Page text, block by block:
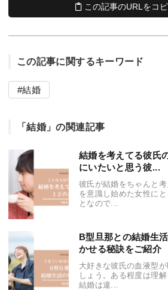
この記事のURLをコ
この記事に関するキーワード
結婚
「結婚」の関連記事
結婚を考えてる彼氏
にいたいと思う彼...
彼氏が結婚をちゃんと
を意識し始めた女性に
となので...
B型旦那との結婚生
かせる秘訣をご紹介
大好きな彼氏の血液型
しょう。ある程度は理
結婚は違...